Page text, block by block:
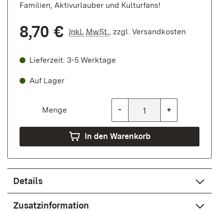
Familien, Aktivurlauber und Kulturfans!
8,70 € Inkl. MwSt. zzgl. Versandkosten
Lieferzeit: 3-5 Werktage
Auf Lager
Menge - +
In den Warenkorb
Details
Zusatzinformation